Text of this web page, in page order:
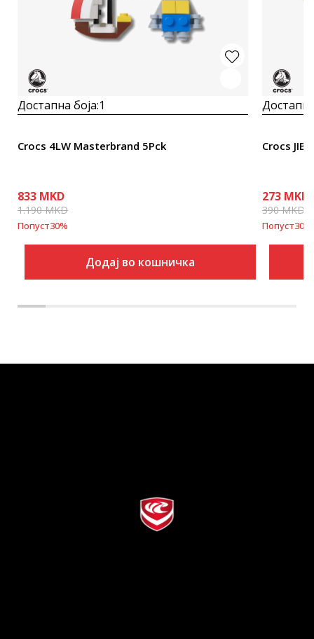
Достапна боја:1
Crocs 4LW Masterbrand 5Pck
833 MKD
1.190MKD
Попуст30%
Додај во кошничка
Crocs
273 MKD
390MKD
Попуст30